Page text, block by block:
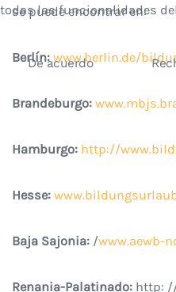
se puede encontrar en:
Berlín: www.berlin.de/
Brandeburgo:
Hamburgo: http://
Hesse:
Baja Sajonia: /www.aewb-
Renania-Palatinado: http:
todas las funcionalidades
De acuerdo